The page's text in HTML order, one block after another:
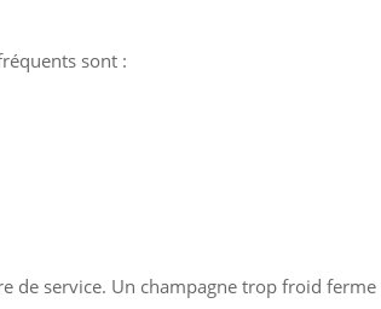
sont :
de service. Un champagne trop froid